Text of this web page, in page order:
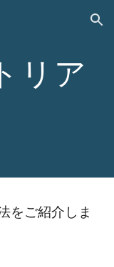
Skip to navigation
リア
をご紹介しま